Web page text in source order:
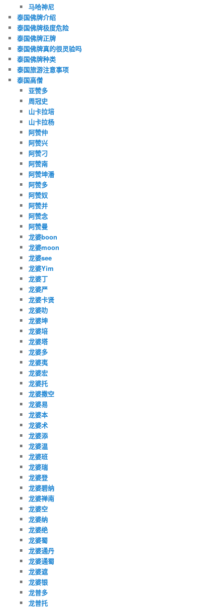
马哈神尼
泰国佛牌介绍
泰国佛牌极度危险
泰国佛牌正牌
泰国佛牌真的很灵验吗
泰国佛牌种类
泰国旅游注意事项
泰国高僧
亚赞多
周冠史
山卡拉培
山卡拉杨
阿赞仲
阿赞兴
阿赞刁
阿赞南
阿赞坤潘
阿赞多
阿赞奴
阿赞并
阿赞念
阿赞曼
龙婆boon
龙婆moon
龙婆see
龙婆Yim
龙婆丁
龙婆严
龙婆卡贤
龙婆叻
龙婆坤
龙婆培
龙婆塔
龙婆多
龙婆夷
龙婆宏
龙婆托
龙婆撒空
龙婆易
龙婆本
龙婆术
龙婆添
龙婆温
龙婆班
龙婆瑞
龙婆登
龙婆碧纳
龙婆禅南
龙婆空
龙婆纳
龙婆绝
龙婆蜀
龙婆通丹
龙婆通蜀
龙婆遮
龙婆银
龙普多
龙普托